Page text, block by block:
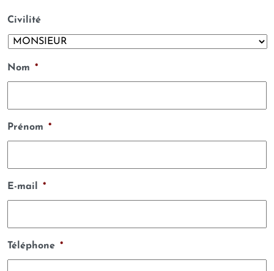
Civilité
Nom *
Prénom *
E-mail *
Téléphone *